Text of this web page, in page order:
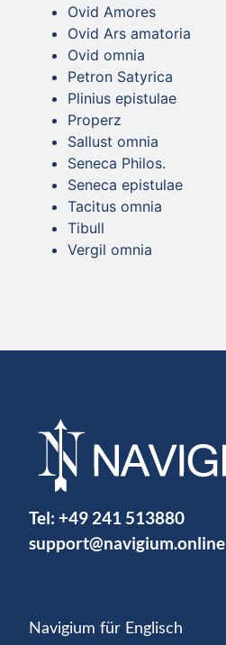
Ovid Amores
Ovid Ars amatoria
Ovid omnia
Petron Satyrica
Plinius epistulae
Properz
Sallust omnia
Seneca Philos.
Seneca epistulae
Tacitus omnia
Tibull
Vergil omnia
Tel: +49 241 513880
support@navigium.online
Navigium für Englisch